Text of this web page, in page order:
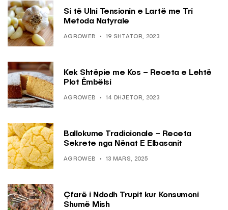
Si të Ulni Tensionin e Lartë me Tri
Metoda Natyrale
AGROWEB 19 SHTATOR, 2023
Kek Shtëpie me Kos – Receta e Lehtë
Plot Ëmbëlsi
AGROWEB 14 DHJETOR, 2023
Ballokume Tradicionale – Receta
Sekrete nga Nënat E Elbasanit
AGROWEB 13 MARS, 2025
Çfarë i Ndodh Trupit kur Konsumoni
Shumë Mish